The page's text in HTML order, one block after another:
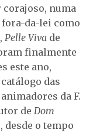
numa
fora-da-lei como
Pelle Viva de
finalmente
este ano,
das
da F.
de Dom
desde o tempo